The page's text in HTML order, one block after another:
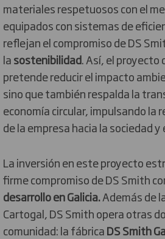
materiales respetuosos con el
equipados con sistemas de
reflejan el compromiso de DS
lasostenibilidad. Así, el proyecto
pretende reducir el impacto
sino que también respalda la
economía circular, impulsando la
de la empresa hacia la sociedad
La inversión en este proyecto
firme compromiso de DS Smith
desarrollo en Galicia.Además de
Cartogal, DS Smith opera otras
comunidad: la fábricaDS Smith